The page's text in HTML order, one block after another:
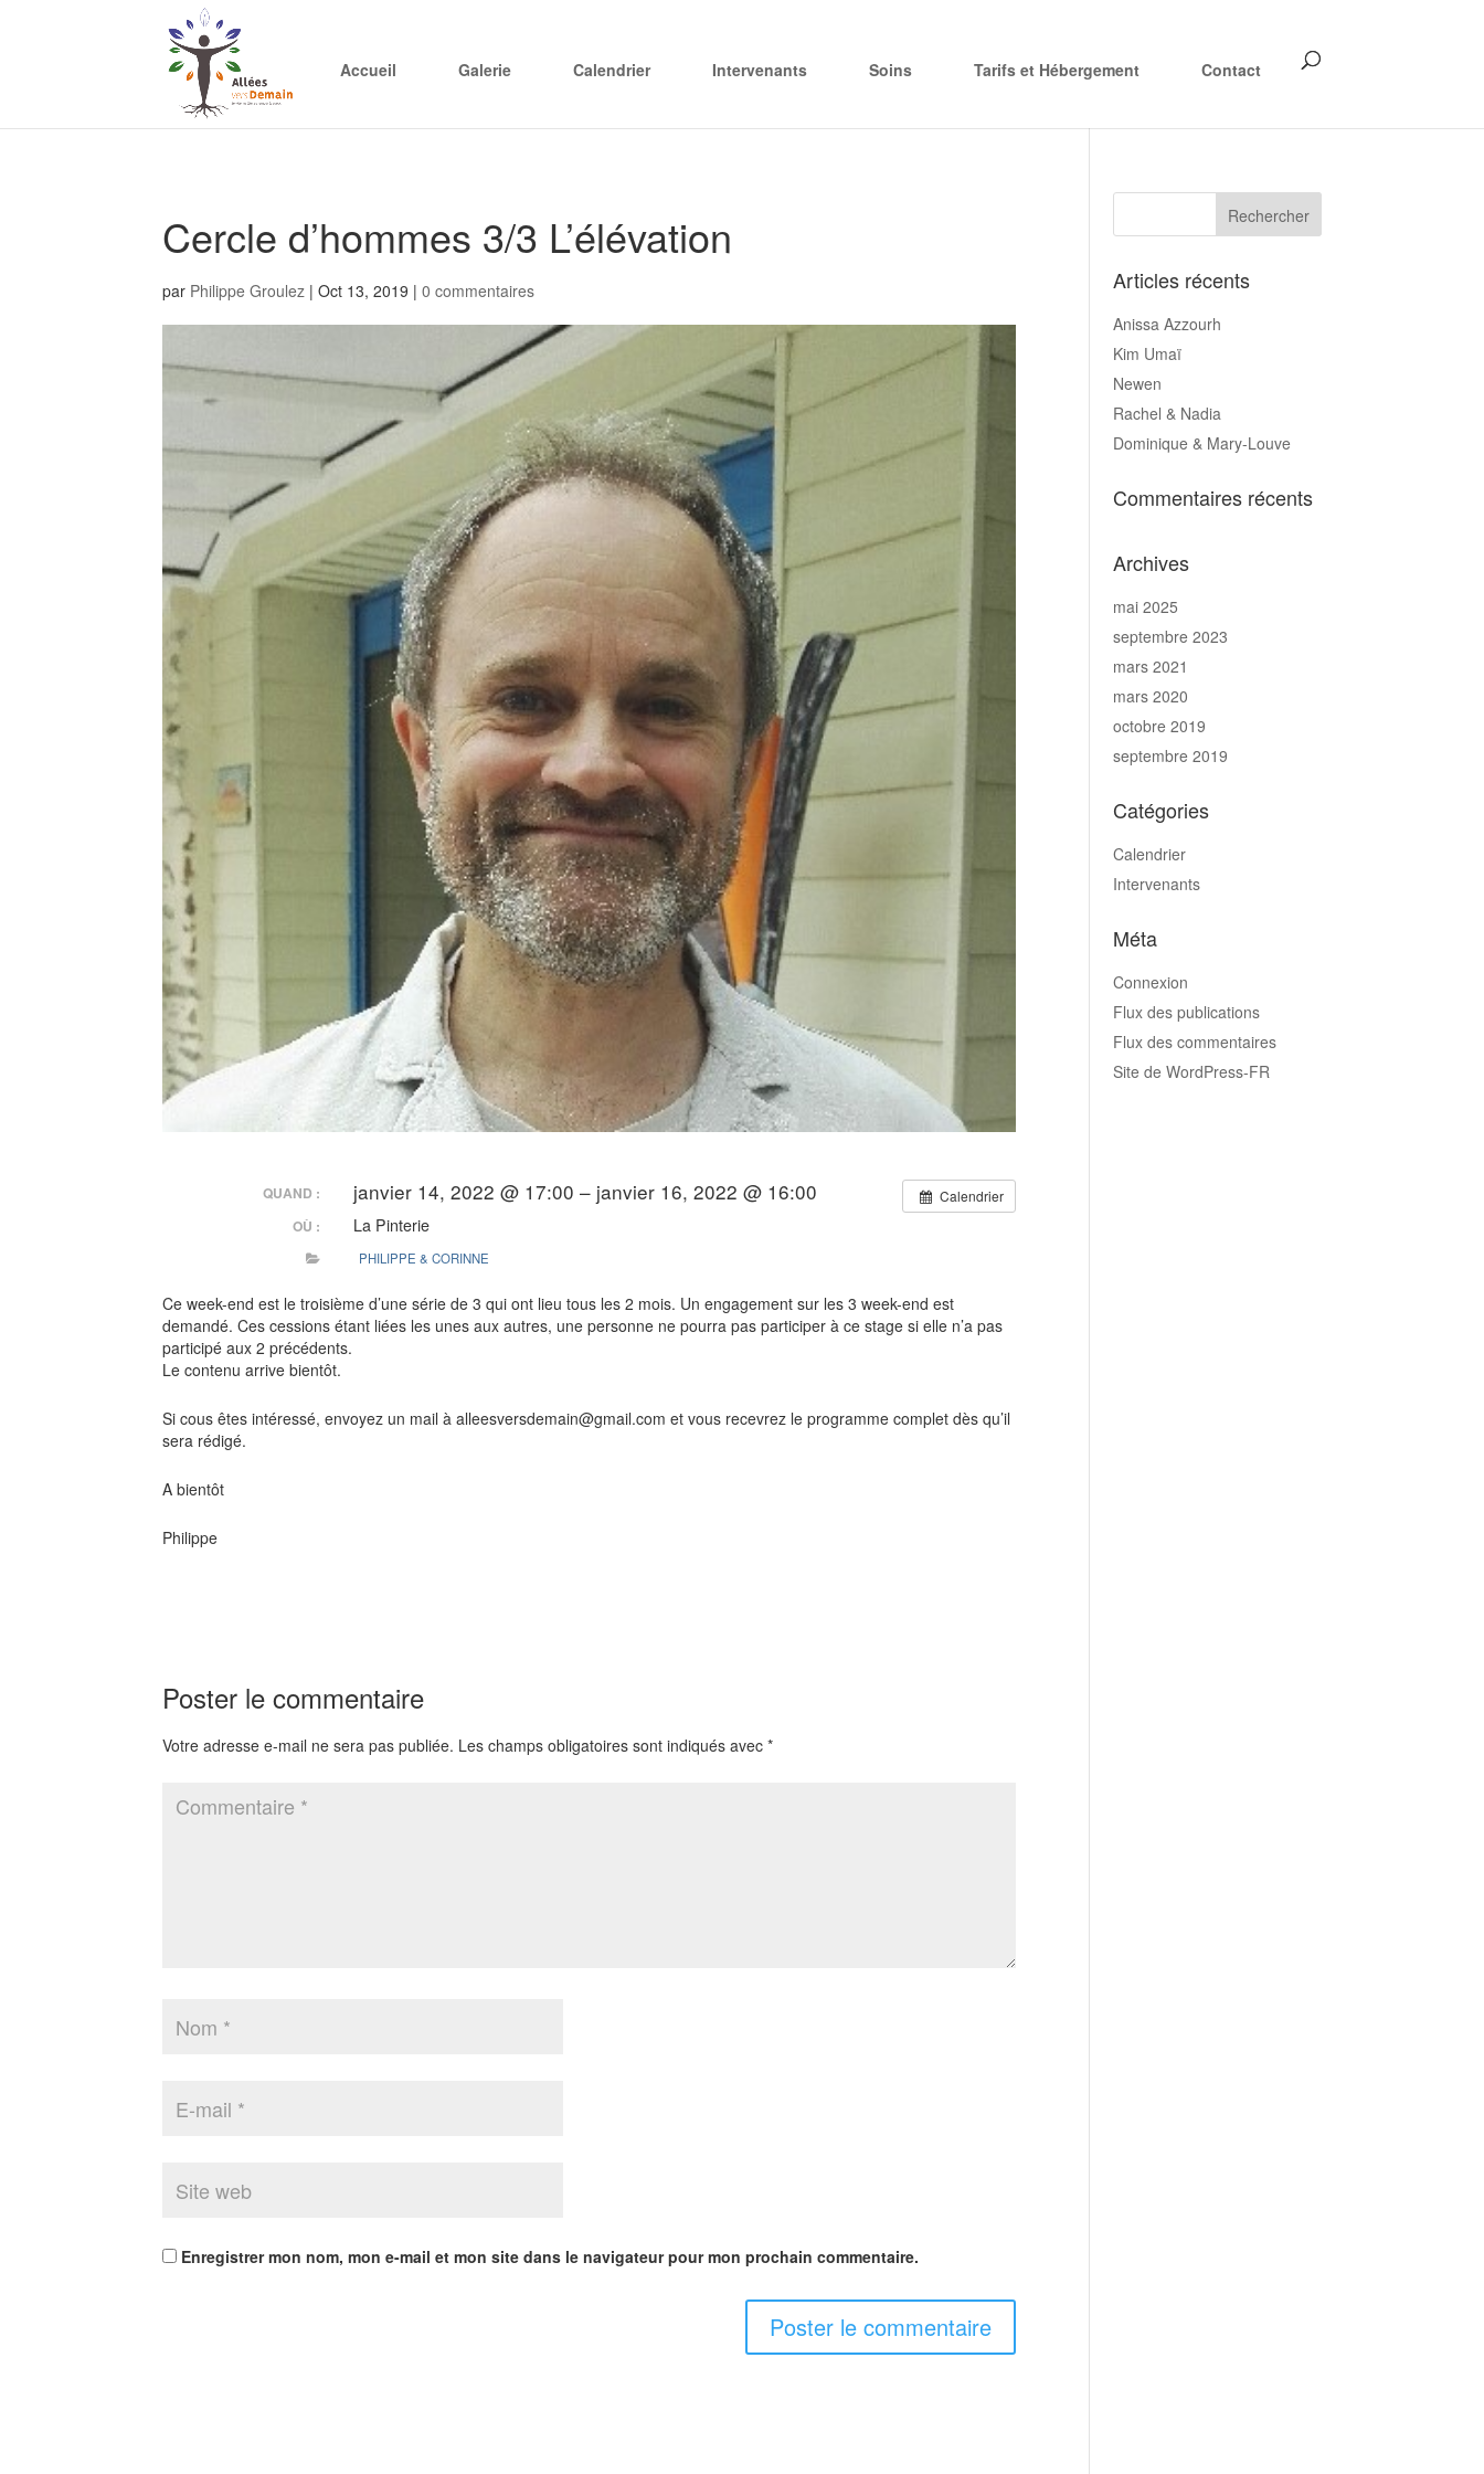
Accueil Galerie Calendrier Intervenants Soins Tarifs et Hébergement Contact
Cercle d’hommes 3/3 L’élévation
par Philippe Groulez | Oct 13, 2019 | 0 commentaires
Calendrier
QUAND : janvier 14, 2022 @ 17:00 – janvier 16, 2022 @ 16:00
OÙ : La Pinterie
PHILIPPE & CORINNE
Ce week-end est le troisième d’une série de 3 qui ont lieu tous les 2 mois. Un engagement sur les 3 week-end est
demandé. Ces cessions étant liées les unes aux autres, une personne ne pourra pas participer à ce stage si elle n’a pas
participé aux 2 précédents.
Le contenu arrive bientôt.
Si cous êtes intéressé, envoyez un mail à alleesversdemain@gmail.com et vous recevrez le programme complet dès qu’il
sera rédigé.
A bientôt
Philippe
Poster le commentaire
Votre adresse e-mail ne sera pas publiée. Les champs obligatoires sont indiqués avec *
Enregistrer mon nom, mon e-mail et mon site dans le navigateur pour mon prochain commentaire.
Articles récents
Anissa Azzourh
Kim Umaï
Newen
Rachel & Nadia
Dominique & Mary-Louve
Commentaires récents
Archives
mai 2025
septembre 2023
mars 2021
mars 2020
octobre 2019
septembre 2019
Catégories
Calendrier
Intervenants
Méta
Connexion
Flux des publications
Flux des commentaires
Site de WordPress-FR